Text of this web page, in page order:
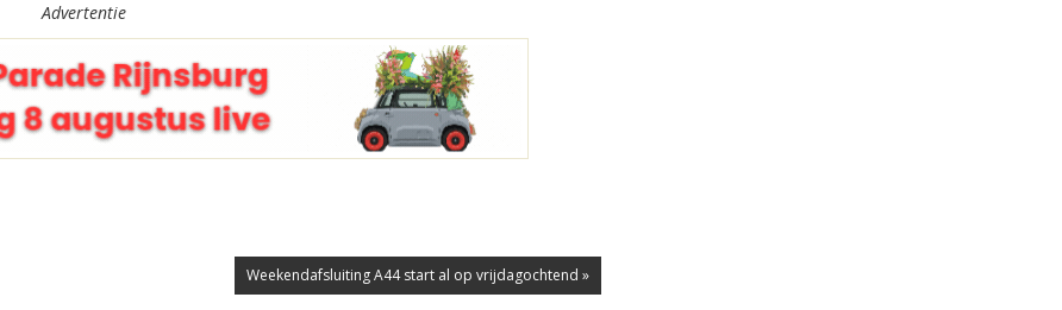
Advertentie
Weekendafsluiting A44 start al op vrijdagochtend »